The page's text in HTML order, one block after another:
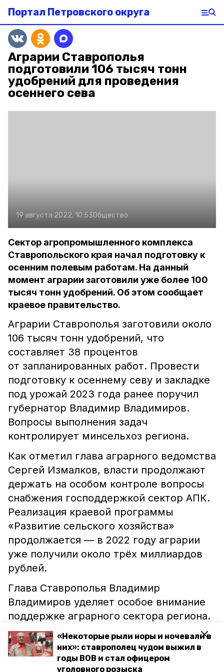
«Некоторые рыли норы и ночевали в
них»: ставрополец чудом выжил в
годы ВОВ и стал офицером
уголовного розыска
Портал Петровского округа
Аграрии Ставрополья
подготовили 106 тысяч тонн
удобрений для проведения
осеннего сева
19 августа 2022, 10:53Общество
Сектор агропромышленного комплекса
Ставропольского края начал подготовку к
осенним полевым работам. На данный
момент аграрии заготовили уже более 100
тысяч тонн удобрений. Об этом сообщает
краевое правительство.
Аграрии Ставрополья заготовили около
106 тысяч тонн удобрений, что
составляет 38 процентов
от запланированных работ. Провести
подготовку к осеннему севу и закладке
под урожай 2023 года ранее поручил
губернатор Владимир Владимиров.
Вопросы выполнения задач
контролирует минсельхоз региона.
Как отметил глава аграрного ведомства
Сергей Измалков, власти продолжают
держать на особом контроле вопросы
снабжения господдержкой сектор АПК.
Реализация краевой программы
«Развитие сельского хозяйства»
продолжается — в 2022 году аграрии
уже получили около трёх миллиардов
рублей.
Глава Ставрополья Владимир
Владимиров уделяет особое внимание
поддержке аграрного сектора региона.
Губернатор отмечал, что такие работы
помогутразвить экономику не только
края, но и страны в целом.